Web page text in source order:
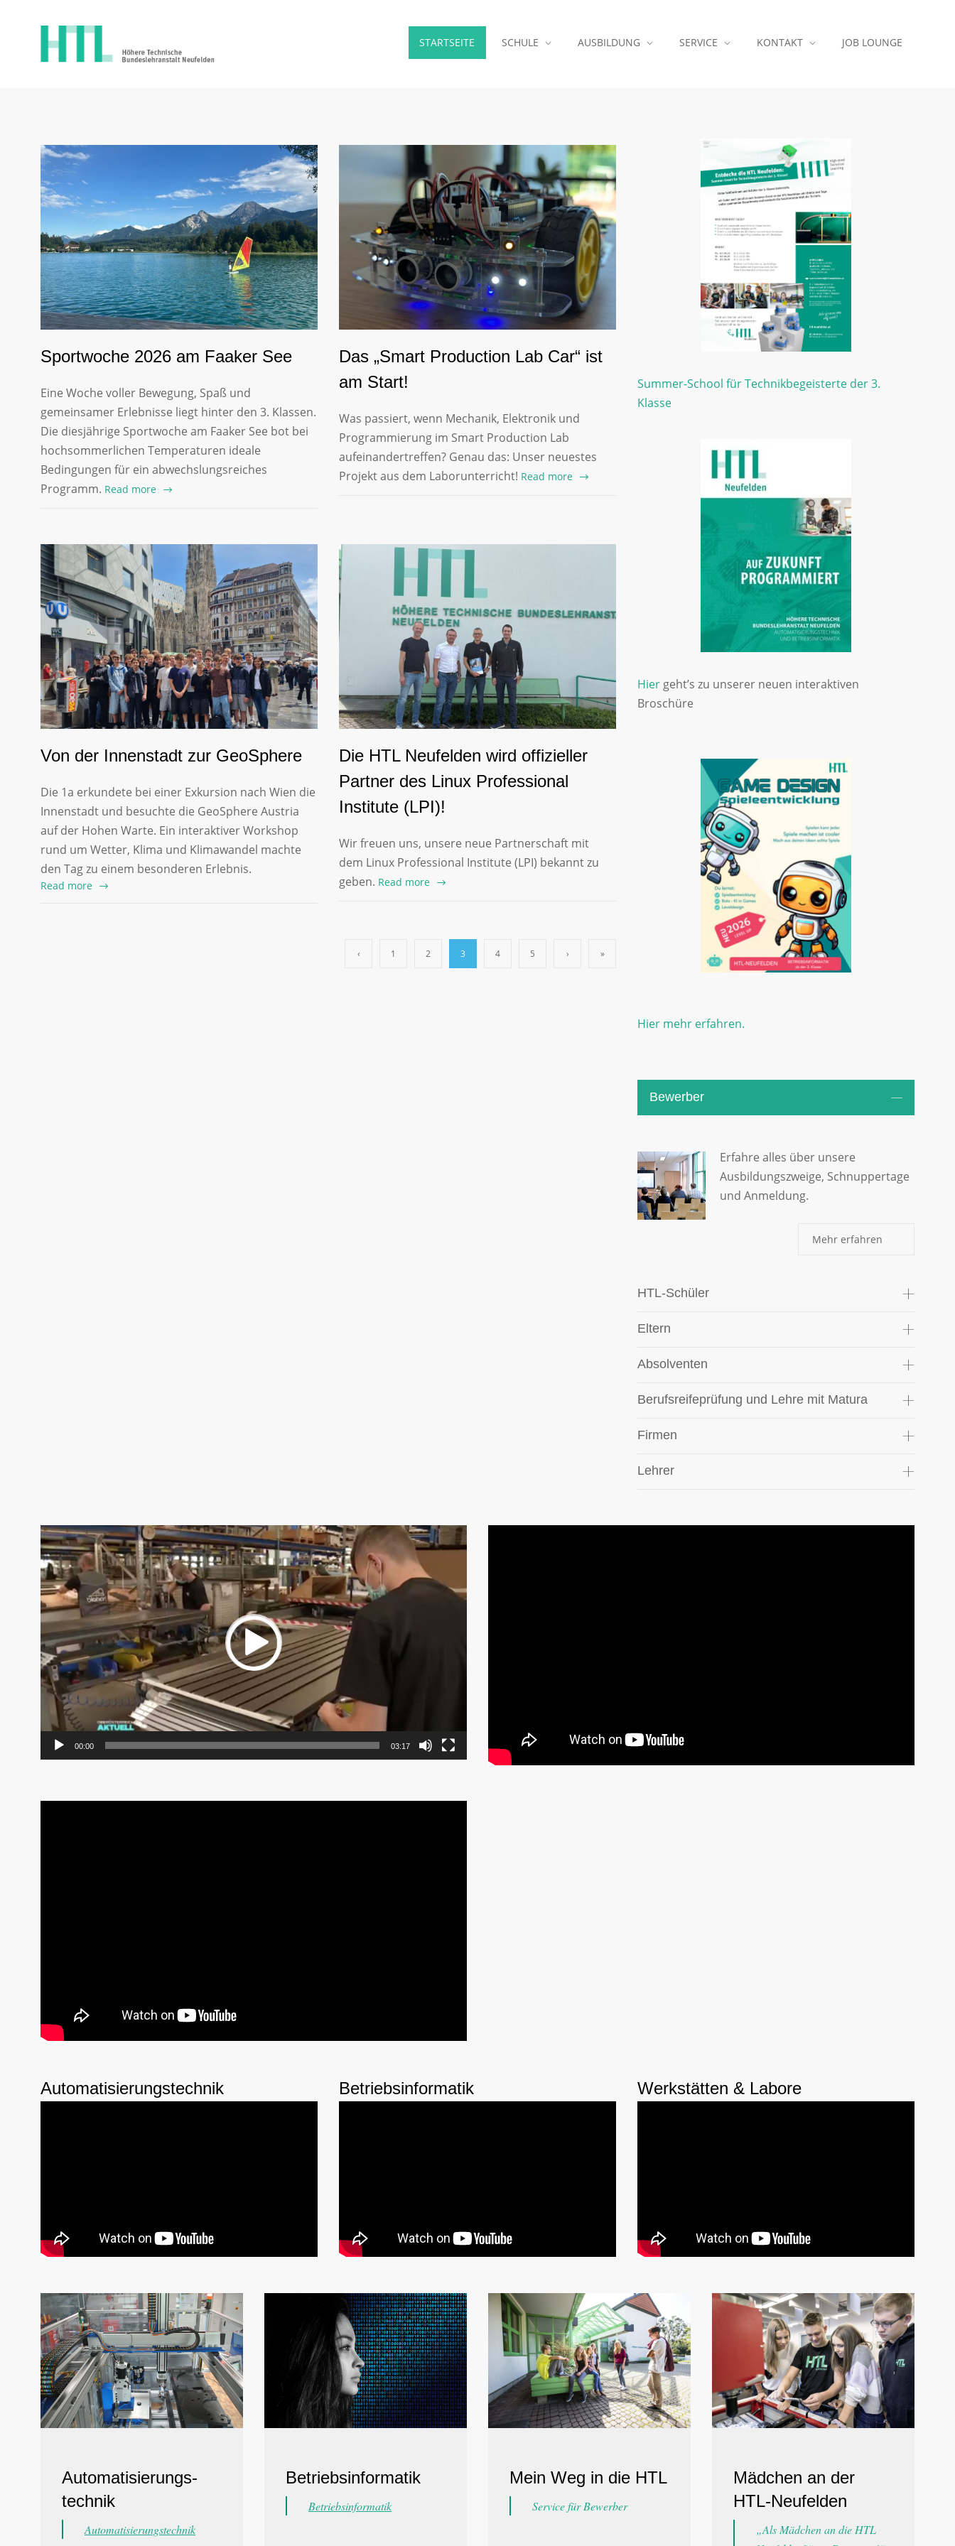
STARTSEITE SCHULE AUSBILDUNG SERVICE KONTAKT JOB LOUNGE
Sportwoche 2026 am Faaker See
Eine Woche voller Bewegung, Spaß und
gemeinsamer Erlebnisse liegt hinter den 3. Klassen.
Die diesjährige Sportwoche am Faaker See bot bei
hochsommerlichen Temperaturen ideale
Bedingungen für ein abwechslungsreiches
Programm. Read more
Das „Smart Production Lab Car“ ist
am Start!
Was passiert, wenn Mechanik, Elektronik und
Programmierung im Smart Production Lab
aufeinandertreffen? Genau das: Unser neuestes
Projekt aus dem Laborunterricht! Read more
Von der Innenstadt zur GeoSphere
Die 1a erkundete bei einer Exkursion nach Wien die
Innenstadt und besuchte die GeoSphere Austria
auf der Hohen Warte. Ein interaktiver Workshop
rund um Wetter, Klima und Klimawandel machte
den Tag zu einem besonderen Erlebnis.
Read more
Die HTL Neufelden wird offizieller
Partner des Linux Professional
Institute (LPI)!
Wir freuen uns, unsere neue Partnerschaft mit
dem Linux Professional Institute (LPI) bekannt zu
geben. Read more
‹ 1 2 3 4 5 › »
Summer-School für Technikbegeisterte der 3.
Klasse
Hier geht’s zu unserer neuen interaktiven
Broschüre
Hier mehr erfahren.
Bewerber
Erfahre alles über unsere
Ausbildungszweige, Schnuppertage
und Anmeldung.
Mehr erfahren
HTL-Schüler
Eltern
Absolventen
Berufsreifeprüfung und Lehre mit Matura
Firmen
Lehrer
Video-
Player
00:00 03:17
Automatisierungstechnik Betriebsinformatik Werkstätten & Labore
Automatisierungs-
technik
Automatisierungstechnik
Betriebsinformatik
Betriebsinformatik
Mein Weg in die HTL
Service für Bewerber
Mädchen an der
HTL-Neufelden
„Als Mädchen an die HTL